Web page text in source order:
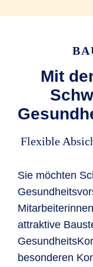
Letztes Jahr
Behandlung
das Budget
genutzt, wie
verordneten
eine
Von den 600
etwas übrig.
Mit
Flexible
Sie möchten
attraktive
besonderen